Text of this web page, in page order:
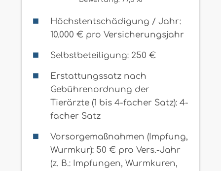
Höchstentschädigung / Jahr:
10.000 € pro Versicherungsjahr
Selbstbeteiligung: 250 €
Erstattungssatz nach
Gebührenordnung der
Tierärzte (1 bis 4-facher Satz): 4-
facher Satz
Vorsorgemaßnahmen (Impfung,
Wurmkur): 50 € pro Vers.-Jahr
(z. B.: Impfungen, Wurmkuren,